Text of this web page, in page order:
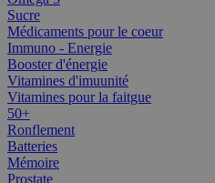
Sucre
Médicaments pour le coeur
Immuno - Energie
Booster d'énergie
Vitamines d'imuunité
Vitamines pour la faitgue
50+
Ronflement
Batteries
Mémoire
Prostate